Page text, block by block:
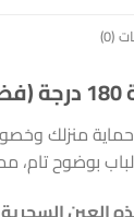
(0)
منزلك
بوضوح تام،